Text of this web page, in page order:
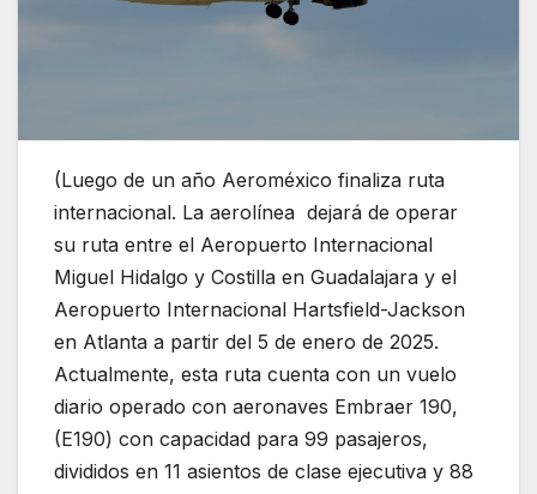
(Luego de un año Aeroméxico finaliza ruta
internacional. La aerolínea dejará de operar
su ruta entre el Aeropuerto Internacional
Miguel Hidalgo y Costilla en Guadalajara y el
Aeropuerto Internacional Hartsfield-Jackson
en Atlanta a partir del 5 de enero de 2025.
Actualmente, esta ruta cuenta con un vuelo
diario operado con aeronaves Embraer 190,
(E190) con capacidad para 99 pasajeros,
divididos en 11 asientos de clase ejecutiva y 88